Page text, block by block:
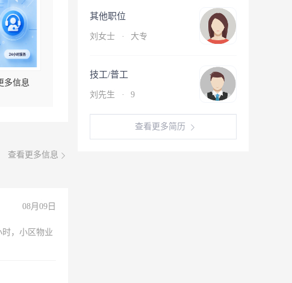
多信息
查看更多信息
08月09日
，小区物业
其他职位
刘女士 · 大专
技工/普工
刘先生 · 9
查看更多简历